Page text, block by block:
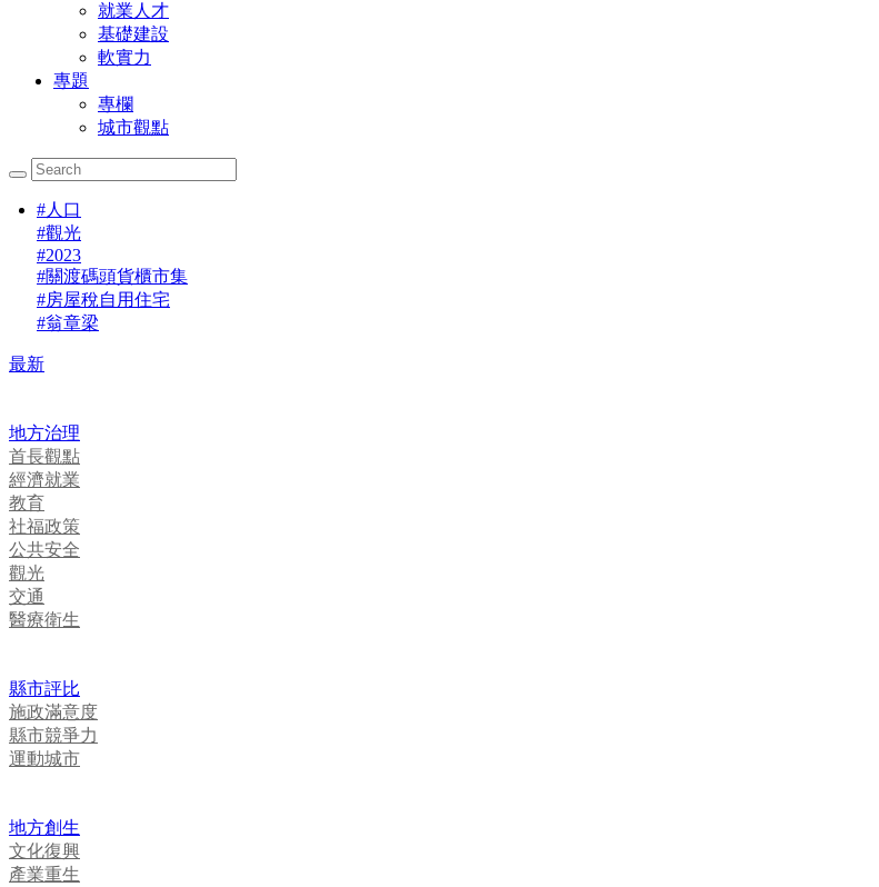
就業人才
基礎建設
軟實力
專題
專欄
城市觀點
#人口
#觀光
#2023
#關渡碼頭貨櫃市集
#房屋稅自用住宅
#翁章梁
最新
地方治理
首長觀點
經濟就業
教育
社福政策
公共安全
觀光
交通
醫療衛生
縣市評比
施政滿意度
縣市競爭力
運動城市
地方創生
文化復興
產業重生